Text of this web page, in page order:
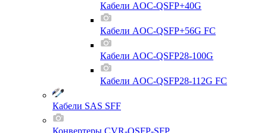
Кабели AOC-QSFP+40G
Кабели AOC-QSFP+56G FC
Кабели AOC-QSFP28-100G
Кабели AOC-QSFP28-112G FC
Кабели SAS SFF
Конвертеры CVR-QSFP-SFP